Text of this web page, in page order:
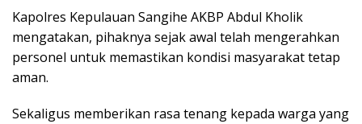
Kapolres Kepulauan Sangihe AKBP Abdul Kholik
mengatakan, pihaknya sejak awal telah mengerahkan
personel untuk memastikan kondisi masyarakat tetap
aman.
Sekaligus memberikan rasa tenang kepada warga yang